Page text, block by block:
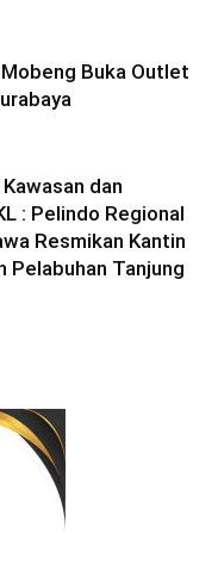
Buka Outlet
dan
: Pelindo Regional
Resmikan Kantin
Pelabuhan Tanjung